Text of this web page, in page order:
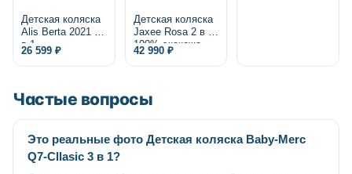
Детская коляска
Alis Berta 2021 2
в 1
26 599 ₽
Детская коляска
Jaxee Rosa 2 в 1,
100% экокожа
42 990 ₽
Частые вопросы
Это реальные фото Детская коляска Baby-Merc
Q7-Cllasic 3 в 1?